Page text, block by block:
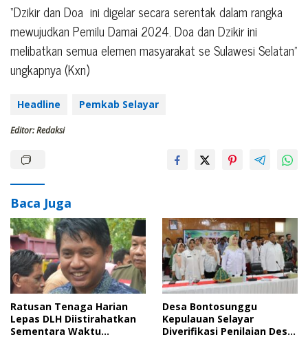
“Dzikir dan Doa ini digelar secara serentak dalam rangka
mewujudkan Pemilu Damai 2024. Doa dan Dzikir ini
melibatkan semua elemen masyarakat se Sulawesi Selatan”
ungkapnya (Kxn)
Headline Pemkab Selayar
Editor: Redaksi
Baca Juga
Ratusan Tenaga Harian
Lepas DLH Diistirahatkan
Sementara Waktu
Desa Bontosunggu
Kepulauan Selayar
Diverifikasi Penilaian Desa